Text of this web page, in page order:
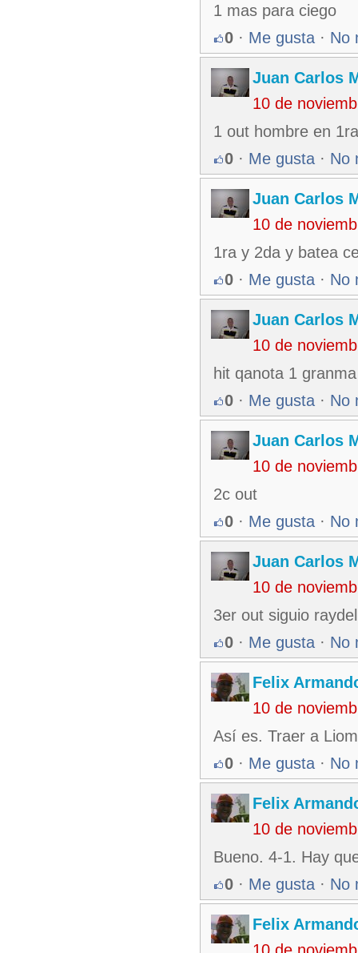
1 mas para ciego
0 · Me gusta · No
Juan Carlos
10 de
1 out hombre en
0 · Me gusta · No
Juan Carlos
10 de
1ra y 2da y batea
0 · Me gusta · No
Juan Carlos
10 de
hit qanota 1 granma
0 · Me gusta · No
Juan Carlos
10 de
2c out
0 · Me gusta · No
Juan Carlos
10 de
3er out siguio raydel
0 · Me gusta · No
Felix
10 de
Así es. Traer a
0 · Me gusta · No
Felix
10 de
Bueno. 4-1. Hay
0 · Me gusta · No
Felix